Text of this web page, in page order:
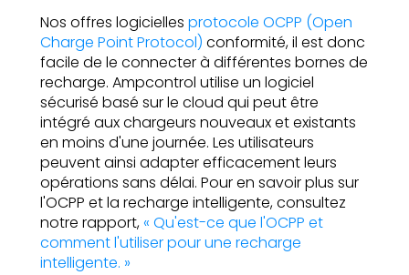
Nos offres logiciellesprotocole OCPP (Open
Charge Point Protocol) conformité, il est donc
facile de le connecter à différentes bornes de
recharge. Ampcontrol utilise un logiciel
sécurisé basé sur le cloud qui peut être
intégré aux chargeurs nouveaux et existants
en moins d'une journée. Les utilisateurs
peuvent ainsi adapter efficacement leurs
opérations sans délai. Pour en savoir plus sur
l'OCPP et la recharge intelligente, consultez
notre rapport, « Qu'est-ce que l'OCPP et
comment l'utiliser pour une recharge
intelligente. »